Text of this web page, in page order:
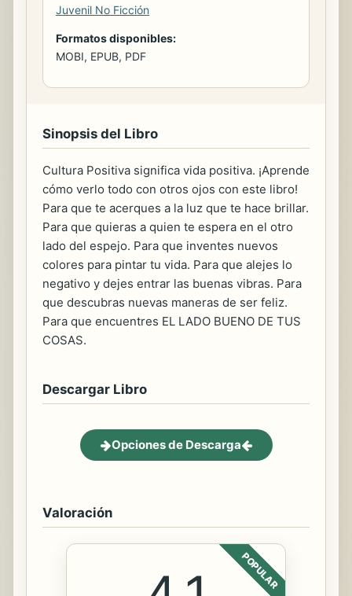
Juvenil No Ficción
Formatos disponibles:
MOBI, EPUB, PDF
Sinopsis del Libro
Cultura Positiva significa vida positiva. ¡Aprende
cómo verlo todo con otros ojos con este libro!
Para que te acerques a la luz que te hace brillar.
Para que quieras a quien te espera en el otro
lado del espejo. Para que inventes nuevos
colores para pintar tu vida. Para que alejes lo
negativo y dejes entrar las buenas vibras. Para
que descubras nuevas maneras de ser feliz.
Para que encuentres EL LADO BUENO DE TUS
COSAS.
Descargar Libro
Opciones de Descarga
Valoración
POPULAR